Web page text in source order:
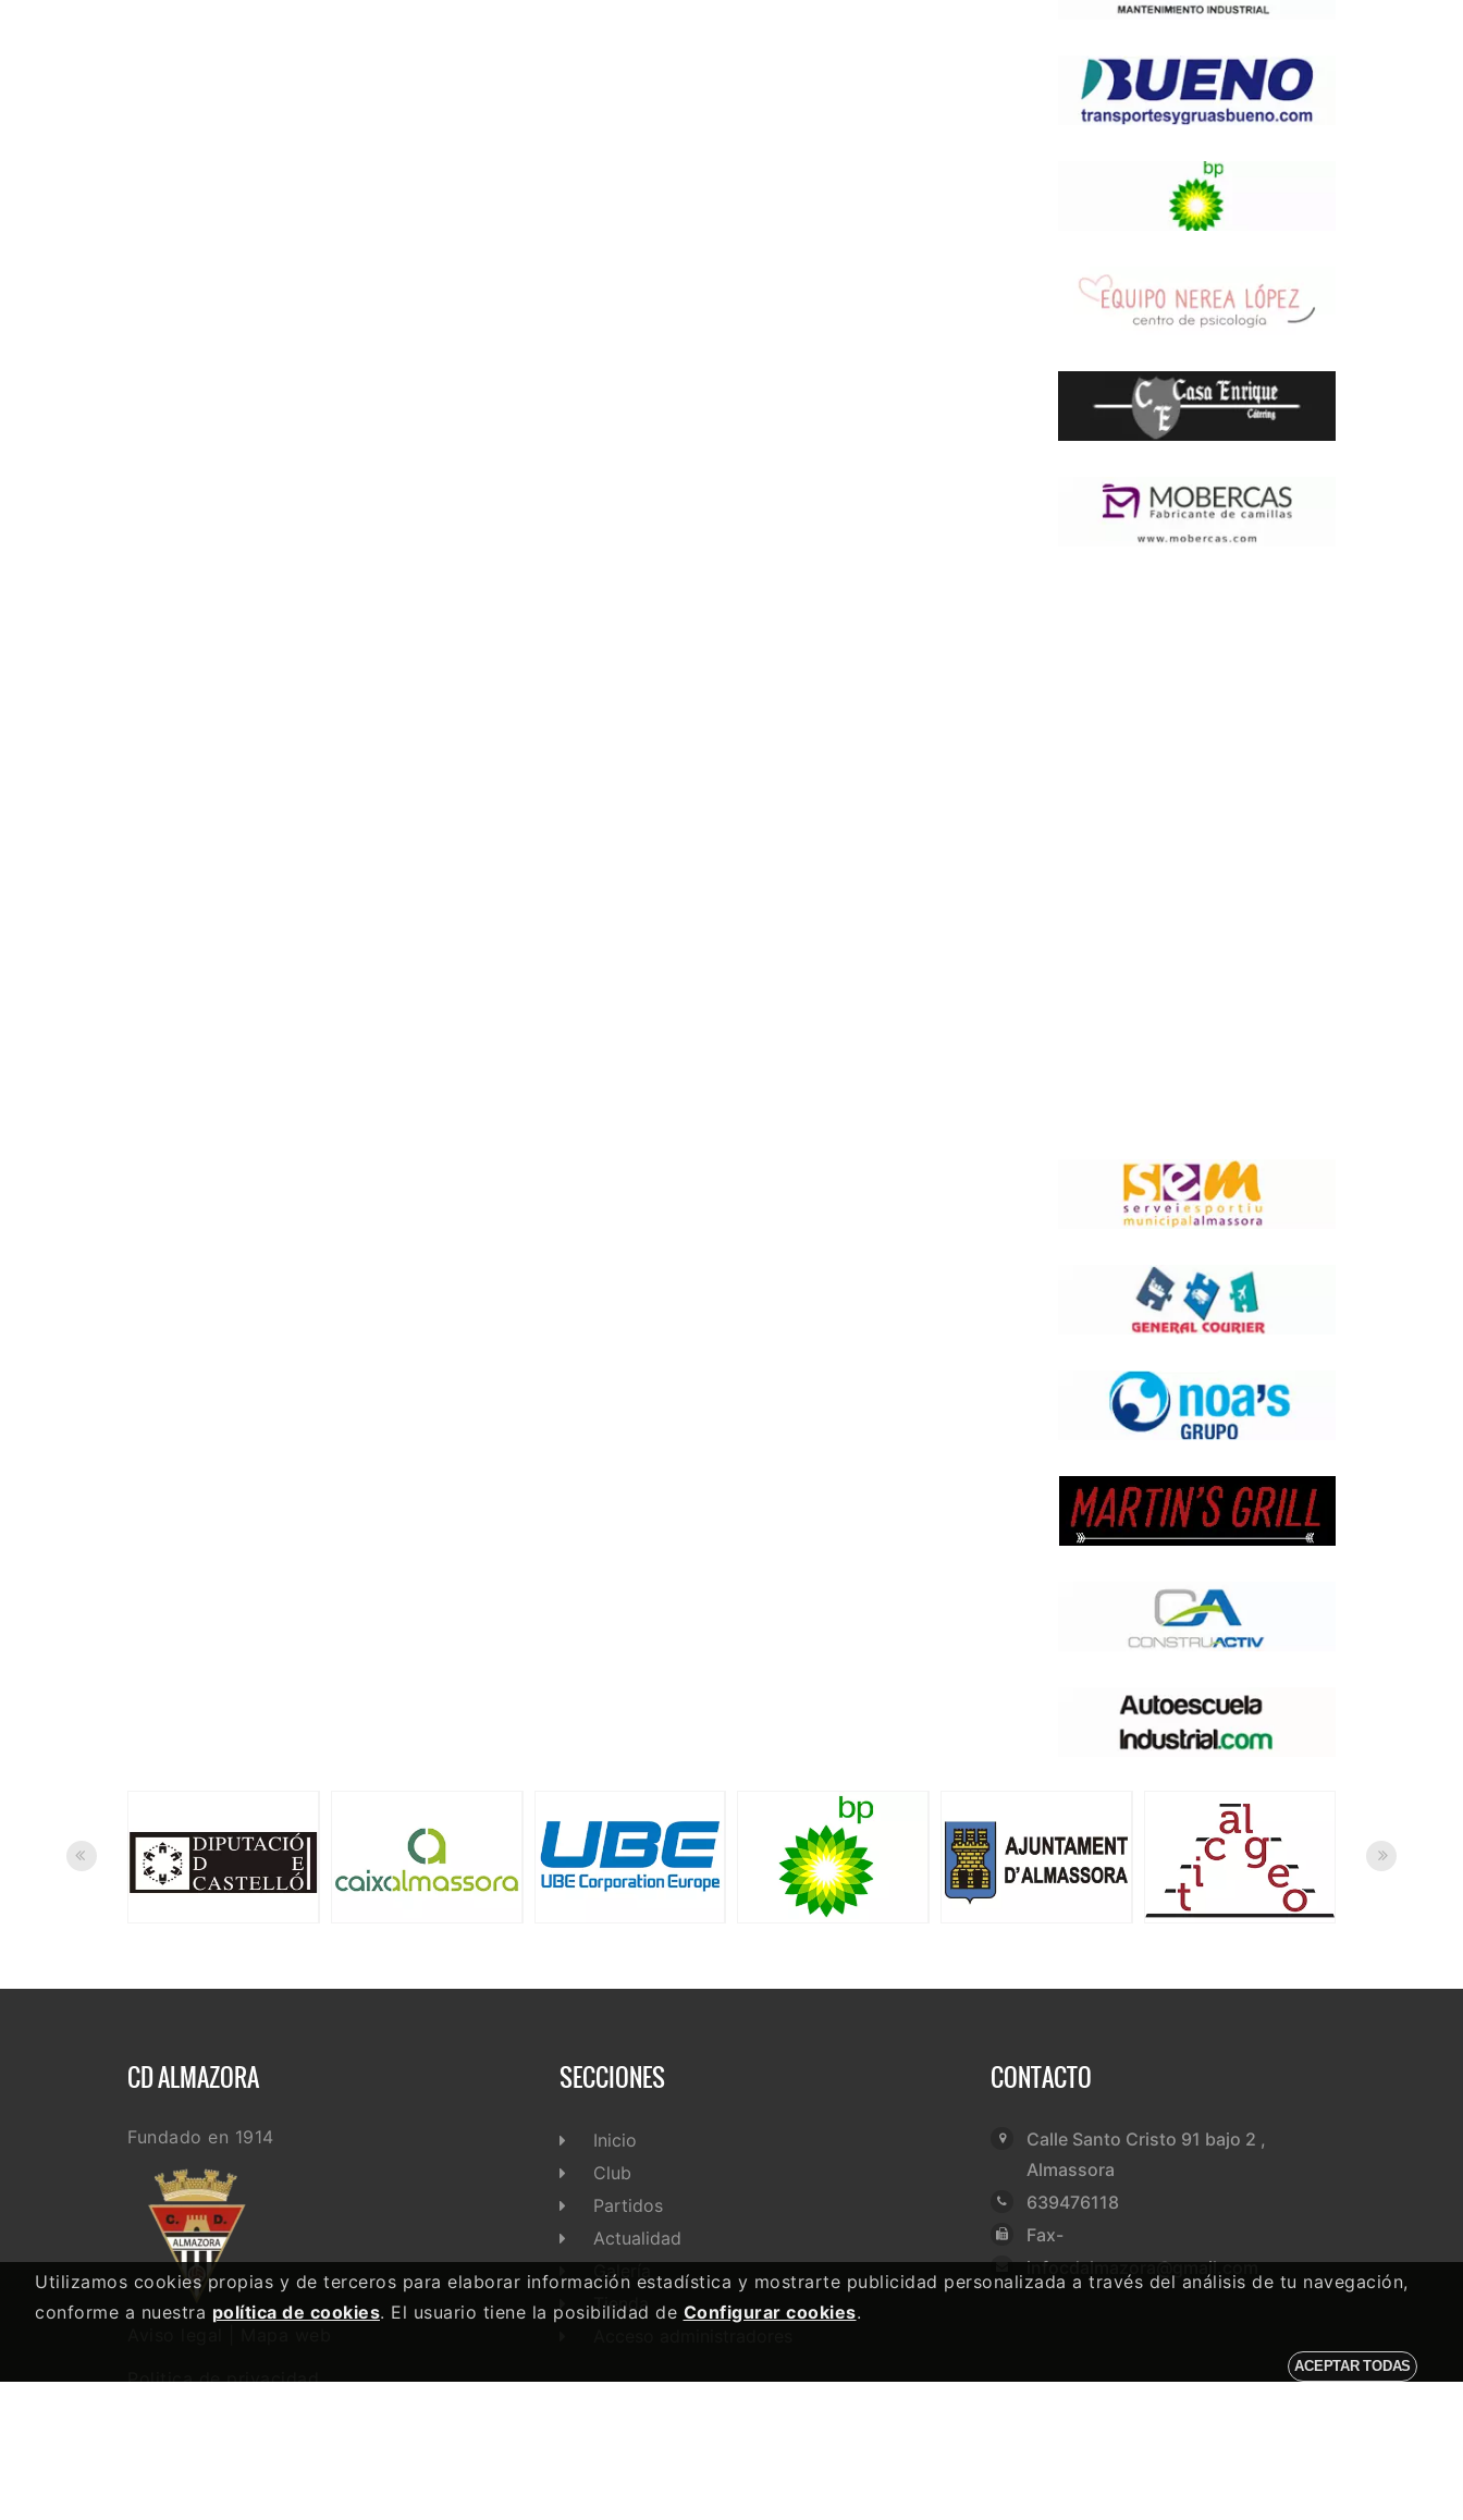
CD ALMAZORA
Fundado en 1914
Politica de privacidad
SECCIONES
Inicio
Club
Partidos
Actualidad
Galería
Tienda
CONTACTO
Calle Santo Cristo 91 bajo 2 ,
Almassora
639476118
Fax-
infocdalmazora@gmail.com
Utilizamos cookies propias y de terceros para elaborar información estadística y mostrarte publicidad personalizada a través del análisis de tu navegación,
conforme a nuestra política de cookies. El usuario tiene la posibilidad de Configurar cookies.
ACEPTAR TODAS